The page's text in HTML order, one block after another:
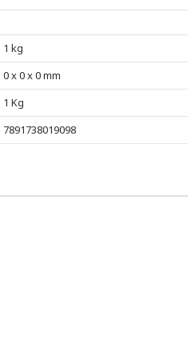
1 kg
0 x 0 x 0 mm
1 Kg
7891738019098